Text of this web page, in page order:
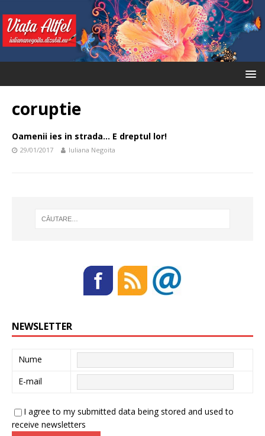
coruptie
Oamenii ies in strada… E dreptul lor!
29/01/2017 Iuliana Negoita
NEWSLETTER
Nume
E-mail
I agree to my submitted data being stored and used to
receive newsletters